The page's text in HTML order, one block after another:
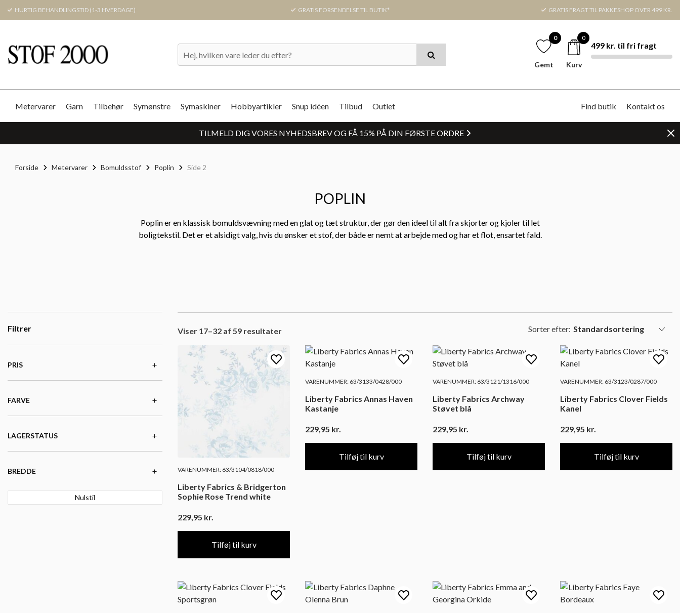
HURTIG BEHANDLINGSTID (1-3 HVERDAGE) GRATIS FORSENDELSE TIL BUTIK* GRATIS FRAGT TIL PAKKESHOP OVER 499 KR.
0
Gemt
0
Kurv
499 kr. til fri fragt
Metervarer Garn Tilbehør Symønstre Symaskiner Hobbyartikler Snup idéen Tilbud Outlet Find butik Kontakt os
TILMELD DIG VORES NYHEDSBREV OG FÅ 15% PÅ DIN FØRSTE ORDRE
Forside Metervarer Bomuldsstof Poplin Side 2
POPLIN
Poplin er en klassisk bomuldsvævning med en glat og tæt struktur, der gør den ideel til alt fra skjorter og kjoler til let
boligtekstil. Det er et alsidigt valg, hvis du ønsker et stof, der både er nemt at arbejde med og har et flot, ensartet fald.
Filtrer
PRIS
FARVE
LAGERSTATUS
BREDDE
Nulstil
Viser 17–32 af 59 resultater Sorter efter:
VARENUMMER: 63/3104/0818/000
Liberty Fabrics & Bridgerton
Sophie Rose Trend white
229,95 kr.
Tilføj til kurv
VARENUMMER: 63/3133/0428/000
Liberty Fabrics Annas Haven
Kastanje
229,95 kr.
Tilføj til kurv
VARENUMMER: 63/3121/1316/000
Liberty Fabrics Archway
Støvet blå
229,95 kr.
Tilføj til kurv
VARENUMMER: 63/3123/0287/000
Liberty Fabrics Clover Fields
Kanel
229,95 kr.
Tilføj til kurv